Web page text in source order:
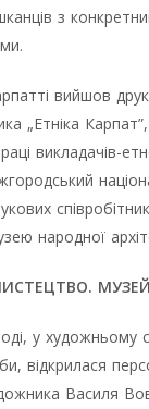
з
вийшов
„Етніка
викладачів-
народної
у художньому
відкрилася
Василя